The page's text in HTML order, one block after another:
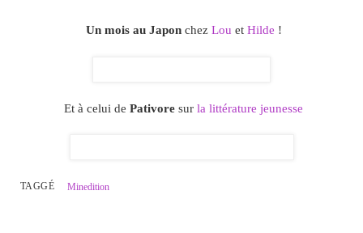
Un mois au Japonchez Lou et Hilde !
Et à celui de Pativore sur la littérature jeunesse
TAGGÉ Minedition